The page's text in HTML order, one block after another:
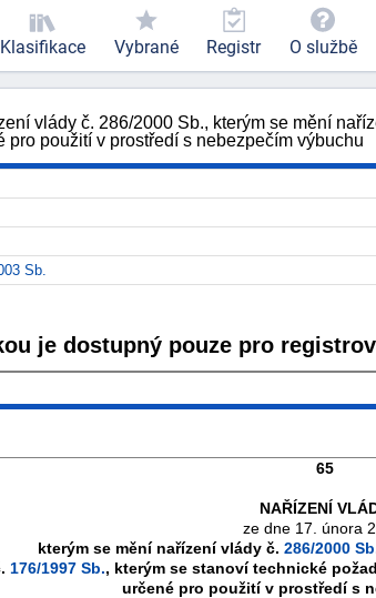
vlády č. 286/2000 Sb., kterým se mění
pro použití v prostředí s nebezpečím výbuchu
Sb.
je dostupný pouze pro
65
NAŘÍZENÍ
ze dne 17. února
kterým se mění nařízení vlády č. 286/2000
176/1997 Sb., kterým se stanoví technické
určené pro použití v prostředí s
Klasifikace Vybrané Registr O službě